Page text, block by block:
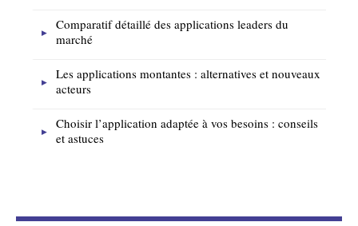
Comparatif détaillé des applications leaders du
marché
Les applications montantes : alternatives et nouveaux
acteurs
Choisir l’application adaptée à vos besoins : conseils
et astuces